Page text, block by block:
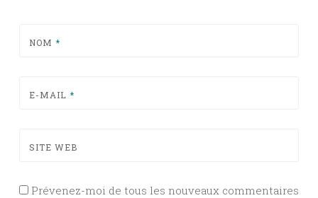
NOM *
E-MAIL *
SITE WEB
Prévenez-moi de tous les nouveaux commentaires